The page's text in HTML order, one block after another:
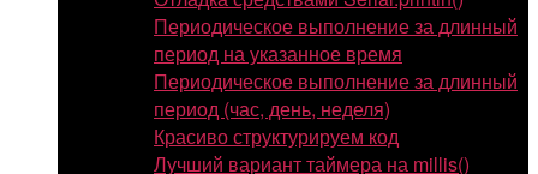
Периодическое выполнение за длинный
период на указанное время
Периодическое выполнение за длинный
период (час, день, неделя)
Красиво структурируем код
Лучший вариант таймера на millis()